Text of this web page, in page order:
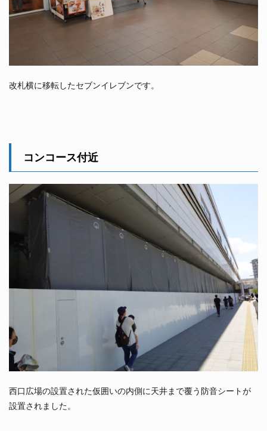
改札横に移転したセブンイレブンです。
コンコース付近
西口広場の設置された仮囲いの内側に天井まで覆う防音シートが
設置されました。